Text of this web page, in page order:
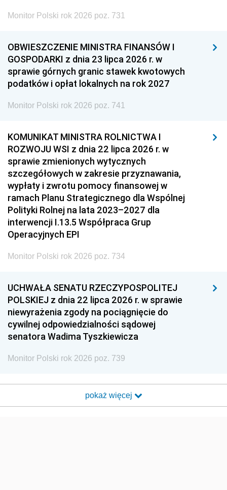
Monitor Polski rok 2026 poz. 731
OBWIESZCZENIE MINISTRA FINANSÓW I
GOSPODARKI z dnia 23 lipca 2026 r. w
sprawie górnych granic stawek kwotowych
podatków i opłat lokalnych na rok 2027
Monitor Polski rok 2026 poz. 741
KOMUNIKAT MINISTRA ROLNICTWA I
ROZWOJU WSI z dnia 22 lipca 2026 r. w
sprawie zmienionych wytycznych
szczegółowych w zakresie przyznawania,
wypłaty i zwrotu pomocy finansowej w
ramach Planu Strategicznego dla Wspólnej
Polityki Rolnej na lata 2023–2027 dla
interwencji I.13.5 Współpraca Grup
Operacyjnych EPI
Monitor Polski rok 2026 poz. 734
UCHWAŁA SENATU RZECZYPOSPOLITEJ
POLSKIEJ z dnia 22 lipca 2026 r. w sprawie
niewyrażenia zgody na pociągnięcie do
cywilnej odpowiedzialności sądowej
senatora Wadima Tyszkiewicza
Monitor Polski rok 2026 poz. 739
pokaż więcej